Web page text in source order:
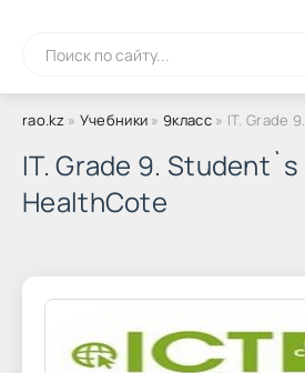
rao.kz» Учебники »9класс» IT. Grade 9.
IT. Grade 9. Student`s
HealthCote